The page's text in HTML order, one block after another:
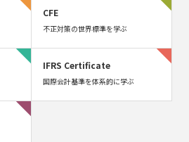
CFE
不正対策の世界標準を学ぶ
IFRS Certificate
国際会計基準を体系的に学ぶ